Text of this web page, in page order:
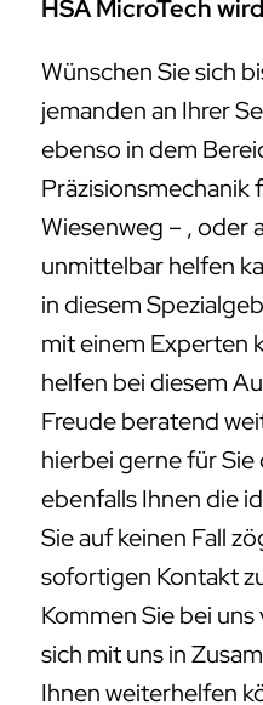
HSA MicroTech
Wünschen Sie sich
jemanden an Ihrer
ebenso in dem
Präzisionsmechanik
Wiesenweg – , oder
unmittelbar helfen
in diesem
mit einem Experten
helfen bei diesem
Freude beratend
hierbei gerne für Sie
ebenfalls Ihnen die
Sie auf keinen Fall
sofortigen Kontakt
Kommen Sie bei
sich mit uns in
Ihnen weiterhelfen